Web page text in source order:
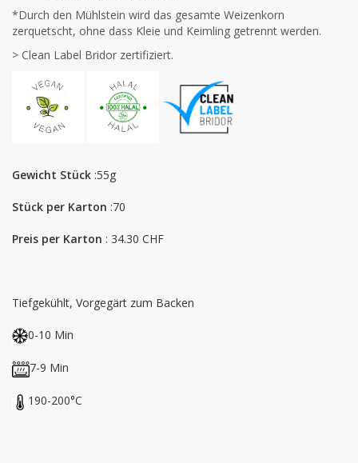
*Durch den Mühlstein wird das gesamte Weizenkorn
zerquetscht, ohne dass Kleie und Keimling getrennt werden.
> Clean Label Bridor zertifiziert.
Gewicht Stück :55g
Stück per Karton :70
Preis per Karton : 34.30 CHF
Tiefgekühlt, Vorgegärt zum Backen
0-10 Min
7-9 Min
190-200°C